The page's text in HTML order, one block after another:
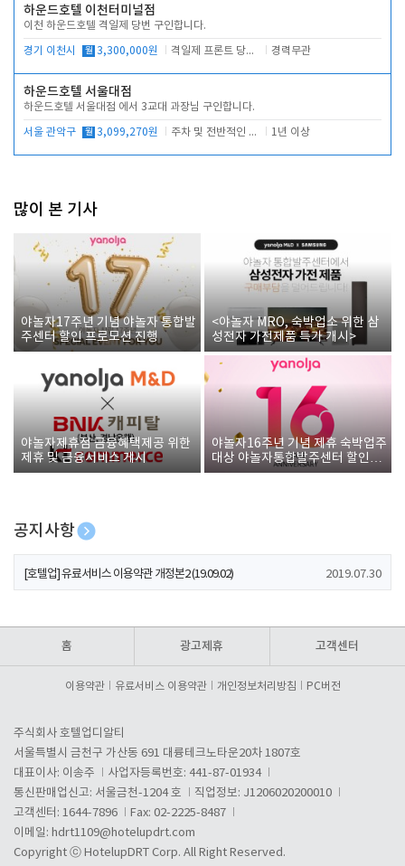
하운드호텔 이천터미널점
이천 하운드호텔 격일제 당번 구인합니다.
경기 이천시 월 3,300,000원 격일제 프론트 당번 업무로 주차 및 객실 점검 경력무관
하운드호텔 서울대점
하운드호텔 서울대점 에서 3교대 과장님 구인합니다.
서울 관악구 월 3,099,270원 주차 및 전반적인 당번업무 1년 이상
많이 본 기사
야놀자17주년 기념 야놀자 통합발
주센터 할인 프로모션 진행
<야놀자 MRO, 숙박업소 위한 삼
성전자 가전제품 특가 개시>
야놀자제휴점 금융혜택제공 위한
제휴 및 금융서비스 게시
야놀자16주년 기념 제휴 숙박업주
대상 야놀자통합발주센터 할인쿠
폰 증정
공지사항
[호텔업] 개인정보 처리방침 개정본1 (19.09.02)
[호텔업] 유료서비스 이용약관 개정본2 (19.09.02) 2019.07.30
홈 광고제휴 고객센터
이용약관 유료서비스 이용약관 개인정보처리방침 PC버전
주식회사 호텔업디알티
서울특별시 금천구 가산동 691 대륭테크노타운20차 1807호
대표이사: 이송주
사업자등록번호: 441-87-01934
통신판매업신고: 서울금천-1204 호
직업정보: J1206020200010
고객센터: 1644-7896
Fax: 02-2225-8487
이메일: hdrt1109@hotelupdrt.com
Copyright ⓒ HotelupDRT Corp. All Right Reserved.